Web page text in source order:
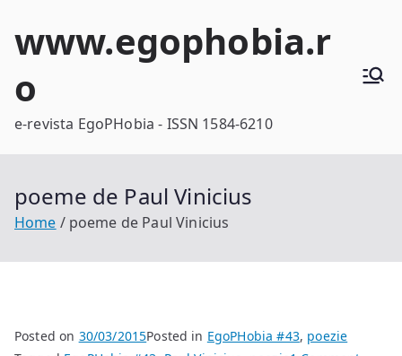
www.egophobia.r
o
e-revista EgoPHobia - ISSN 1584-6210
poeme de Paul Vinicius
Home poeme de Paul Vinicius
Posted on 30/03/2015Posted in EgoPHobia #43, poezie